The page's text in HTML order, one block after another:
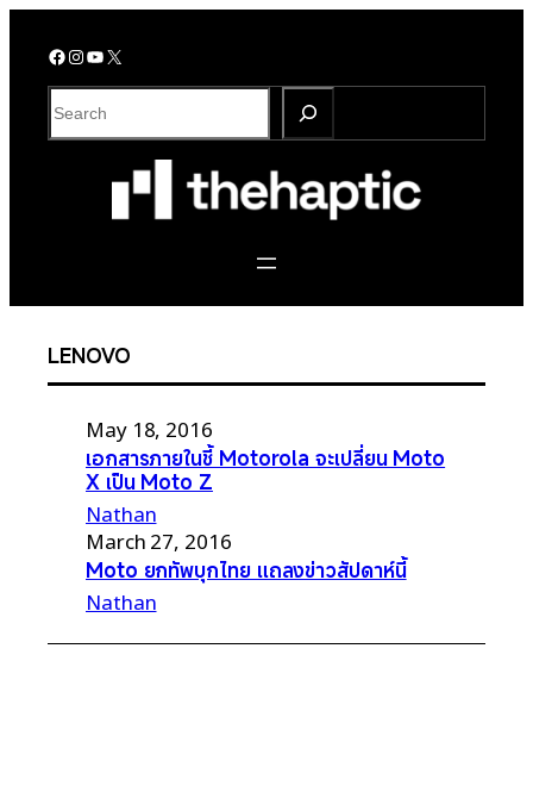
Facebook InstagramYouTube X
S
e
LENOVO
May 18, 2016
เอกสารภายในชี้ Motorola จะเปลี่ยน Moto
X เป็น Moto Z
Nathan
March 27, 2016
Moto ยกทัพบุกไทย แถลงข่าวสัปดาห์นี้
Nathan